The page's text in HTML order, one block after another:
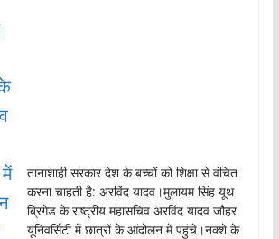
तानाशाही सरकार देश के बच्चों को शिक्षा से वंचित
करना चाहती है: अरविंद यादव।मुलायम सिंह यूथ
ब्रिगेड के राष्ट्रीय महासचिव अरविंद यादव जौहर
यूनिवर्सिटी में छात्रों के आंदोलन में पहुंचे।नक्शे के